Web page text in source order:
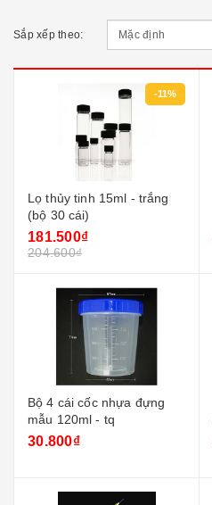
Sắp xếp theo:
-11%
Lọ thủy tinh 15ml - trắng
(bộ 30 cái)
181.500₫
204.600₫
Bộ 4 cái cốc nhựa đựng
mẫu 120ml - tq
30.800₫